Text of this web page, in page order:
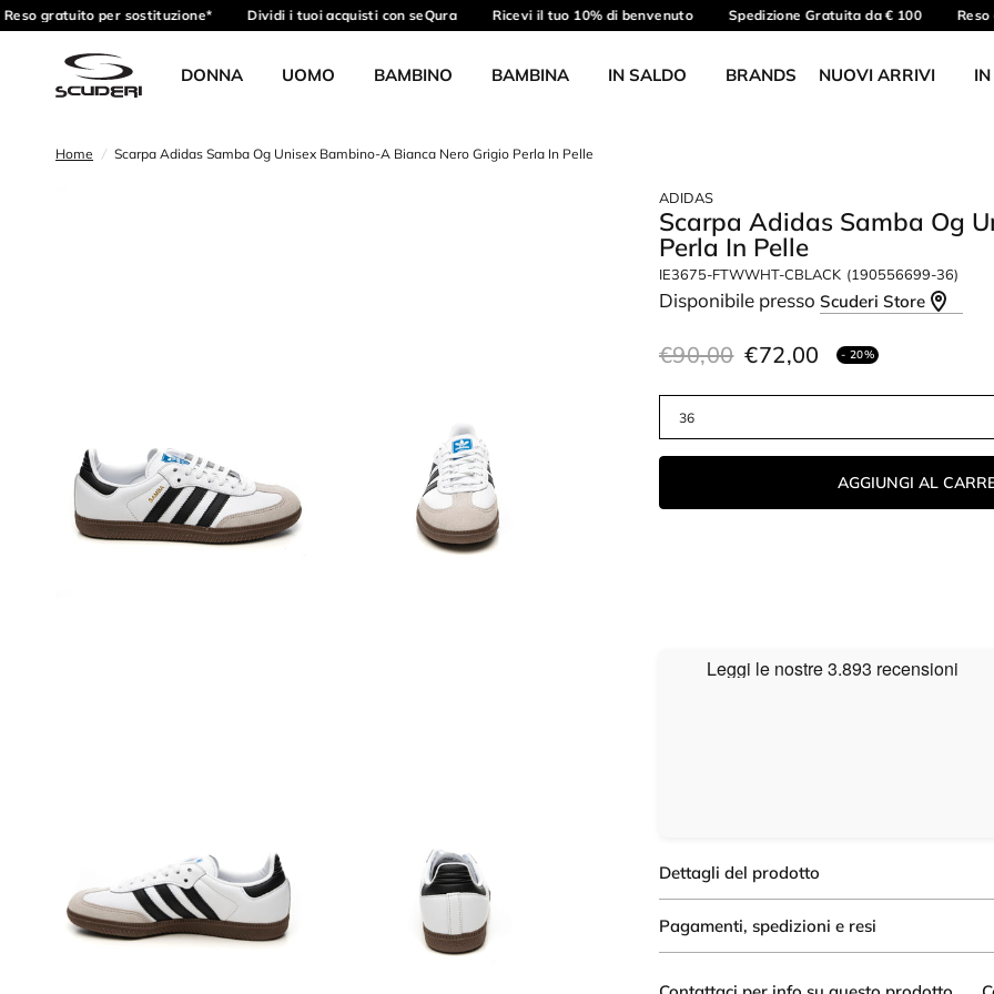
gratuito per sostituzione* Dividi i tuoi acquisti con seQura Ricevi il tuo 10% di benvenuto Spedizione Gratuita da € 100 Reso
DONNA UOMO BAMBINO BAMBINA IN SALDO BRANDS NUOVI ARRIVI
Home / Scarpa Adidas Samba Og Unisex Bambino-A Bianca Nero Grigio Perla In Pelle
ADIDAS
Scarpa Adidas Samba Og
Perla In Pelle
IE3675-FTWWHT-CBLACK (190556699-36)
Disponibile pressoScuderi Store
€90,00 €72,00 - 20%
AGGIUNGI AL
Dettagli del prodotto
Pagamenti, spedizioni e resi